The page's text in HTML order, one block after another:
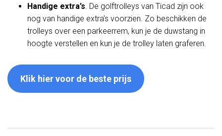
Handige extra’s. De golftrolleys van Ticad zijn ook
nog van handige extra’s voorzien. Zo beschikken de
trolleys over een parkeerrem, kun je de duwstang in
hoogte verstellen en kun je de trolley laten graferen.
Klik hier voor de beste prijs